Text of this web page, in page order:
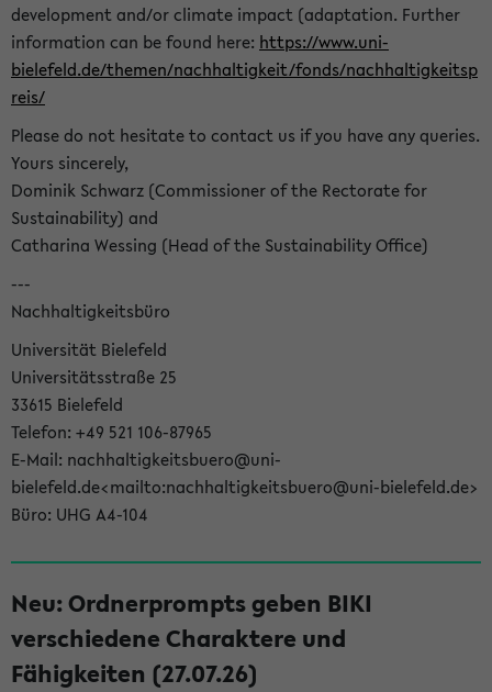
development and/or climate impact (adaptation. Further
information can be found here: https://www.uni-
bielefeld.de/themen/nachhaltigkeit/fonds/nachhaltigkeitsp
reis/
Please do not hesitate to contact us if you have any queries.
Yours sincerely,
Dominik Schwarz (Commissioner of the Rectorate for
Sustainability) and
Catharina Wessing (Head of the Sustainability Office)
---
Nachhaltigkeitsbüro
Universität Bielefeld
Universitätsstraße 25
33615 Bielefeld
Telefon: +49 521 106-87965
E-Mail: nachhaltigkeitsbuero@uni-
bielefeld.de<mailto:nachhaltigkeitsbuero@uni-bielefeld.de>
Büro: UHG A4-104
Neu: Ordnerprompts geben BIKI
verschiedene Charaktere und
Fähigkeiten (27.07.26)